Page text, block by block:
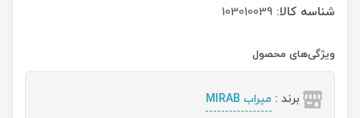
شناسه کالا: 103010039
ویژگی‌های محصول
برند : میراب MIRAB